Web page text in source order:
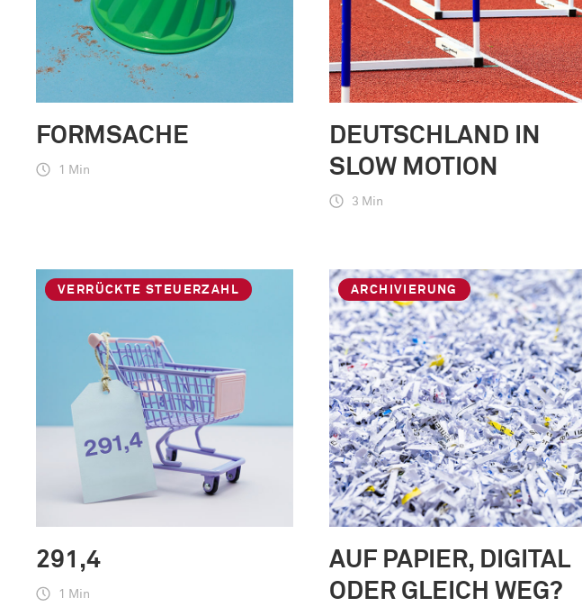
FORMSACHE
1 Min
DEUTSCHLAND IN
SLOW MOTION
3 Min
VERRÜCKTE STEUERZAHL
291,4
1 Min
ARCHIVIERUNG
AUF PAPIER, DIGITAL
ODER GLEICH WEG?